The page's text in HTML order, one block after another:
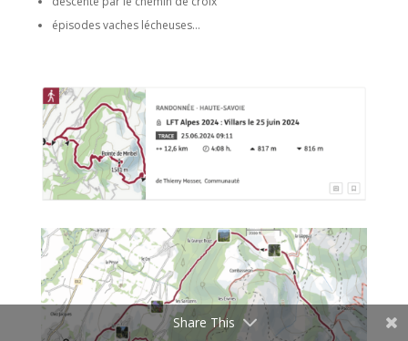
épisodes vaches lécheuses…
Share This